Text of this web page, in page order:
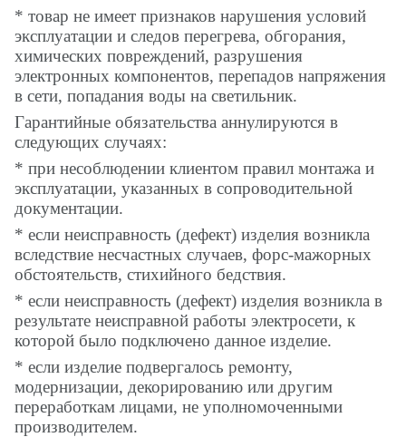
* товар не имеет признаков нарушения условий
эксплуатации и следов перегрева, обгорания,
химических повреждений, разрушения
электронных компонентов, перепадов напряжения
в сети, попадания воды на светильник.
Гарантийные обязательства аннулируются в
следующих случаях:
* при несоблюдении клиентом правил монтажа и
эксплуатации, указанных в сопроводительной
документации.
* если неисправность (дефект) изделия возникла
вследствие несчастных случаев, форс-мажорных
обстоятельств, стихийного бедствия.
* если неисправность (дефект) изделия возникла в
результате неисправной работы электросети, к
которой было подключено данное изделие.
* если изделие подвергалось ремонту,
модернизации, декорированию или другим
переработкам лицами, не уполномоченными
производителем.